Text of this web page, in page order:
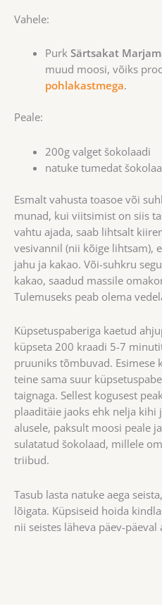
Vahele:
Purk Särtsakat
muud moosi, võiks
pohlakastmega.
Peale:
200g valget šokolaadi
natuke tumedat
Esmalt vahusta toasoe või
munad, kui viitsimist on siis
vahtu ajada, saab lihtsalt
vesivannil (nii kõige lihtsam),
jahu ja kakao. Või-suhkru
kakao, saadud massile
Tulemuseks peab olema
Küpsetuspaberiga kaetud
küpseta 200 kraadi 5-7
pruuniks tõmbuvad. Esimese
teine sama suur
taignaga. Sellest kogusest
plaaditäie jaoks ehk nelja kihi
alusele, paksult moosi peale
sulatatud šokolaad, millele
triibud.
Tasub lasta natuke aega
lõigata. Küpsiseid hoida
nii seistes läheva päev-päeval